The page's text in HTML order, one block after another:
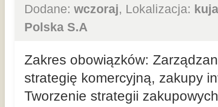
Dodane: wczoraj, Lokalizacja:
Polska S.A
Zakres obowiązków:
strategię komercyjną, zakupy
Tworzenie strategii